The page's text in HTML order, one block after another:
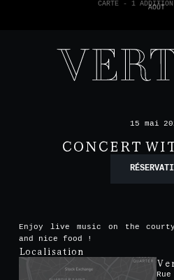
NOUS N'ACCEPTONS PAS LES
15 mai
CONCERT
Enjoy live music on the
and nice food !
Localisation